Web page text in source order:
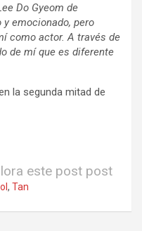
Do Gyeom de
y emocionado, pero
como actor. A través de
de mí que es diferente
la segunda mitad de
este post post
, Tan